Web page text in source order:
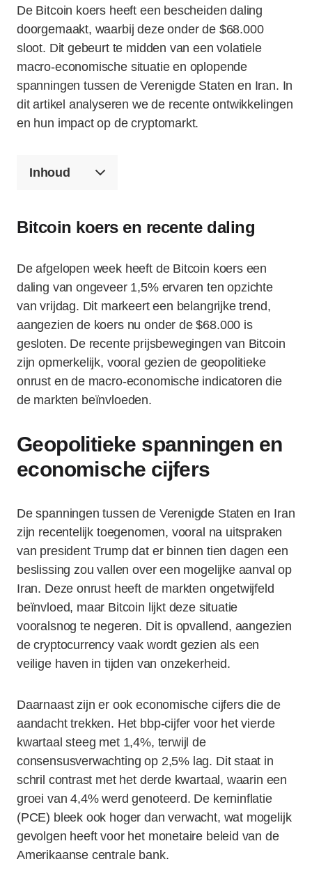
De Bitcoin koers heeft een bescheiden daling
doorgemaakt, waarbij deze onder de $68.000
sloot. Dit gebeurt te midden van een volatiele
macro-economische situatie en oplopende
spanningen tussen de Verenigde Staten en Iran. In
dit artikel analyseren we de recente ontwikkelingen
en hun impact op de cryptomarkt.
Inhoud
Bitcoin koers en recente daling
De afgelopen week heeft de Bitcoin koers een
daling van ongeveer 1,5% ervaren ten opzichte
van vrijdag. Dit markeert een belangrijke trend,
aangezien de koers nu onder de $68.000 is
gesloten. De recente prijsbewegingen van Bitcoin
zijn opmerkelijk, vooral gezien de geopolitieke
onrust en de macro-economische indicatoren die
de markten beïnvloeden.
Geopolitieke spanningen en
economische cijfers
De spanningen tussen de Verenigde Staten en Iran
zijn recentelijk toegenomen, vooral na uitspraken
van president Trump dat er binnen tien dagen een
beslissing zou vallen over een mogelijke aanval op
Iran. Deze onrust heeft de markten ongetwijfeld
beïnvloed, maar Bitcoin lijkt deze situatie
vooralsnog te negeren. Dit is opvallend, aangezien
de cryptocurrency vaak wordt gezien als een
veilige haven in tijden van onzekerheid.
Daarnaast zijn er ook economische cijfers die de
aandacht trekken. Het bbp-cijfer voor het vierde
kwartaal steeg met 1,4%, terwijl de
consensusverwachting op 2,5% lag. Dit staat in
schril contrast met het derde kwartaal, waarin een
groei van 4,4% werd genoteerd. De kerninflatie
(PCE) bleek ook hoger dan verwacht, wat mogelijk
gevolgen heeft voor het monetaire beleid van de
Amerikaanse centrale bank.